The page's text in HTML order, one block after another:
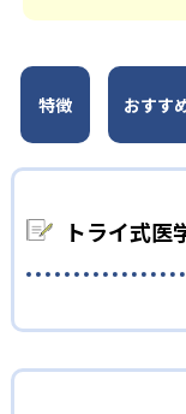
特徴 おすす
トライ式医
ングで、「わかった